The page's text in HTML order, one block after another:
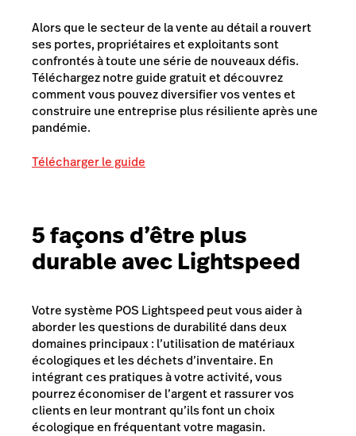
Alors que le secteur de la vente au détail a rouvert
ses portes, propriétaires et exploitants sont
confrontés à toute une série de nouveaux défis.
Téléchargez notre guide gratuit et découvrez
comment vous pouvez diversifier vos ventes et
construire une entreprise plus résiliente après une
pandémie.
Télécharger le guide
5 façons d’être plus
durable avec Lightspeed
Votre système POS Lightspeed peut vous aider à
aborder les questions de durabilité dans deux
domaines principaux : l’utilisation de matériaux
écologiques et les déchets d’inventaire. En
intégrant ces pratiques à votre activité, vous
pourrez économiser de l’argent et rassurer vos
clients en leur montrant qu’ils font un choix
écologique en fréquentant votre magasin.